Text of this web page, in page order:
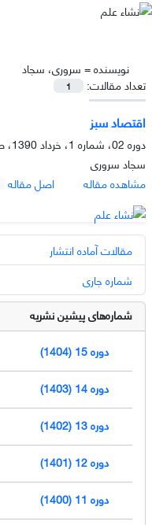
نویسنده = سروری، سجاد
تعداد مقالات:
1
اقتصاد سبز
دوره 02، شماره 1، خرداد 1390، صفحه
سجاد سروری
مشاهده مقاله
اصل مقاله
مقالات آماده انتشار
شماره جاری
شماره‌های پیشین نشریه
دوره 15 (1404)
دوره 14 (1403)
دوره 13 (1402)
دوره 12 (1401)
دوره 11 (1400)